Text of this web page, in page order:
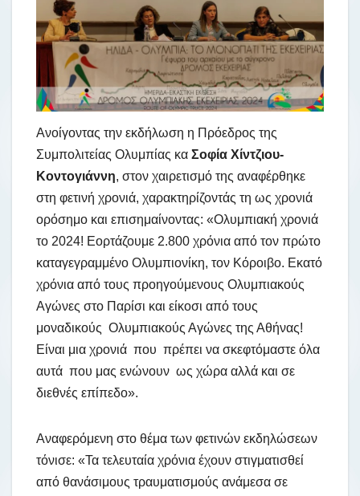
Ανοίγοντας την εκδήλωση η Πρόεδρος της
Συμπολιτείας Ολυμπίας κα Σοφία Χίντζιου-
Κοντογιάννη, στον χαιρετισμό της αναφέρθηκε
στη φετινή χρονιά, χαρακτηρίζοντάς τη ως χρονιά
ορόσημο και επισημαίνοντας: «Ολυμπιακή χρονιά
το 2024! Εορτάζουμε 2.800 χρόνια από τον πρώτο
καταγεγραμμένο Ολυμπιονίκη, τον Κόροιβο. Εκατό
χρόνια από τους προηγούμενους Ολυμπιακούς
Αγώνες στο Παρίσι και είκοσι από τους
μοναδικούς Ολυμπιακούς Αγώνες της Αθήνας!
Είναι μια χρονιά που πρέπει να σκεφτόμαστε όλα
αυτά που μας ενώνουν ως χώρα αλλά και σε
διεθνές επίπεδο».
Αναφερόμενη στο θέμα των φετινών εκδηλώσεων
τόνισε: «Τα τελευταία χρόνια έχουν στιγματισθεί
από θανάσιμους τραυματισμούς ανάμεσα σε